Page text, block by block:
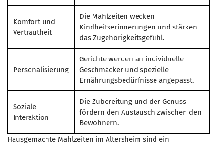
Komfort und
Vertrautheit
Die Mahlzeiten wecken
Kindheitserinnerungen und stärken
das Zugehörigkeitsgefühl.
Personalisierung
Gerichte werden an individuelle
Geschmäcker und spezielle
Ernährungsbedürfnisse angepasst.
Soziale
Interaktion
Die Zubereitung und der Genuss
fördern den Austausch zwischen den
Bewohnern.
Hausgemachte Mahlzeiten im Altersheim sind ein